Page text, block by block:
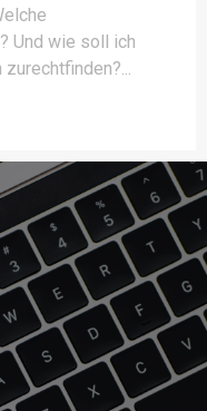
Und wie soll ich
zurechtfinden?